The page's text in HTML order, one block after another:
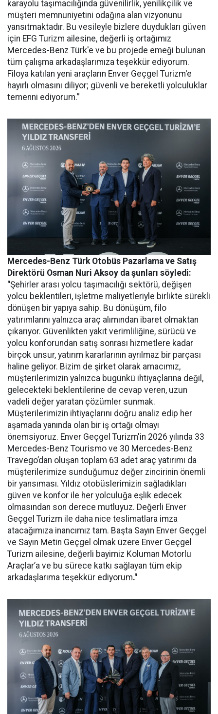
karayolu taşımacılığında güvenilirlik, yenilikçilik ve
müşteri memnuniyetini odağına alan vizyonunu
yansıtmaktadır. Bu vesileyle bizlere duydukları güven
için EFG Turizm ailesine, değerli iş ortağımız
Mercedes-Benz Türk'e ve bu projede emeği bulunan
tüm çalışma arkadaşlarımıza teşekkür ediyorum.
Filoya katılan yeni araçların Enver Geçgel Turizm'e
hayırlı olmasını diliyor; güvenli ve bereketli yolculuklar
temenni ediyorum.”
Mercedes-Benz Türk Otobüs Pazarlama ve Satış
Direktörü Osman Nuri Aksoy da şunları söyledi:
"Şehirler arası yolcu taşımacılığı sektörü, değişen
yolcu beklentileri, işletme maliyetleriyle birlikte sürekli
dönüşen bir yapıya sahip. Bu dönüşüm, filo
yatırımlarını yalnızca araç alımından ibaret olmaktan
çıkarıyor. Güvenlikten yakıt verimliliğine, sürücü ve
yolcu konforundan satış sonrası hizmetlere kadar
birçok unsur, yatırım kararlarının ayrılmaz bir parçası
haline geliyor. Bizim de şirket olarak amacımız,
müşterilerimizin yalnızca bugünkü ihtiyaçlarına değil,
gelecekteki beklentilerine de cevap veren, uzun
vadeli değer yaratan çözümler sunmak.
Müşterilerimizin ihtiyaçlarını doğru analiz edip her
aşamada yanında olan bir iş ortağı olmayı
önemsiyoruz. Enver Geçgel Turizm'in 2026 yılında 33
Mercedes-Benz Tourismo ve 30 Mercedes-Benz
Travego’dan oluşan toplam 63 adet araç yatırımı da
müşterilerimize sunduğumuz değer zincirinin önemli
bir yansıması. Yıldız otobüslerimizin sağladıkları
güven ve konfor ile her yolculuğa eşlik edecek
olmasından son derece mutluyuz. Değerli Enver
Geçgel Turizm ile daha nice teslimatlara imza
atacağımıza inancımız tam. Başta Sayın Enver Geçgel
ve Sayın Metin Geçgel olmak üzere Enver Geçgel
Turizm ailesine, değerli bayimiz Koluman Motorlu
Araçlar’a ve bu sürece katkı sağlayan tüm ekip
arkadaşlarıma teşekkür ediyorum."